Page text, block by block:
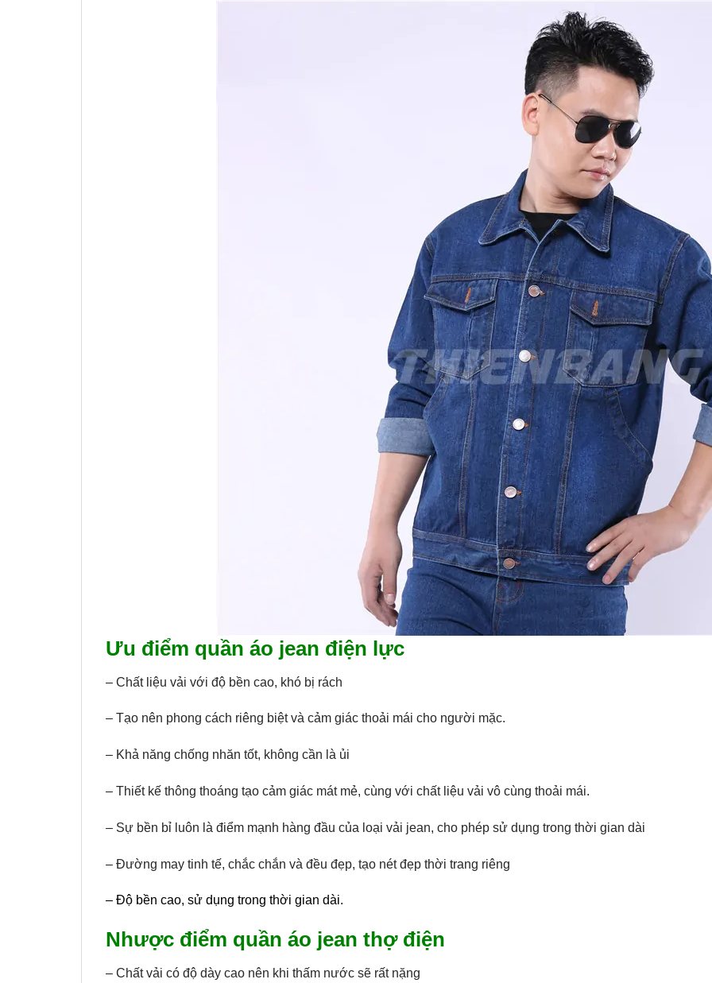
Ưu điểm quần áo jean điện lực
– Chất liệu vải với độ bền cao, khó bị rách
– Tạo nên phong cách riêng biệt và cảm giác thoải mái cho người mặc.
– Khả năng chống nhăn tốt, không cần là ủi
– Thiết kế thông thoáng tạo cảm giác mát mẻ, cùng với chất liệu vải vô cùng thoải mái.
– Sự bền bỉ luôn là điểm mạnh hàng đầu của loại vải jean, cho phép sử dụng trong thời gian dài
– Đường may tinh tế, chắc chắn và đều đẹp, tạo nét đẹp thời trang riêng
– Độ bền cao, sử dụng trong thời gian dài.
Nhược điểm quần áo jean thợ điện
– Chất vải có độ dày cao nên khi thấm nước sẽ rất nặng